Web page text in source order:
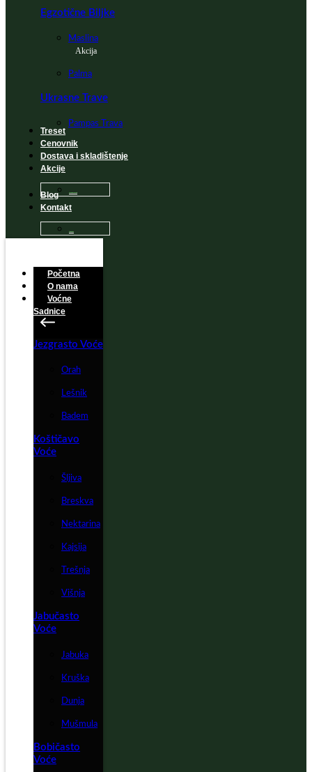
Egzotične Biljke
Maslina
Akcija
Palma
Ukrasne Trave
Pampas Trava
Treset
Cenovnik
Dostava i skladištenje
Akcije
Blog
Kontakt
Početna
O nama
Voćne
Sadnice
Jezgrasto Voće
Orah
Lešnik
Badem
Koštičavo
Voće
Šljiva
Breskva
Nektarina
Kajsija
Trešnja
Višnja
Jabučasto
Voće
Jabuka
Kruška
Dunja
Mušmula
Bobičasto
Voće